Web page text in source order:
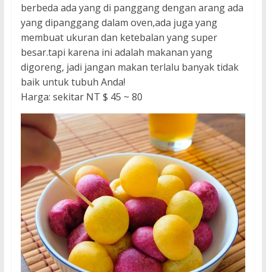
berbeda ada yang di panggang dengan arang ada
yang dipanggang dalam oven,ada juga yang
membuat ukuran dan ketebalan yang super
besar.tapi karena ini adalah makanan yang
digoreng, jadi jangan makan terlalu banyak tidak
baik untuk tubuh Anda!
Harga: sekitar NT $ 45 ~ 80